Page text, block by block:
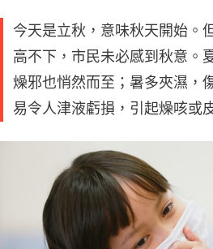
今天是立秋，意味秋天開始。
高不下，市民未必感到秋意。
燥邪也悄然而至；暑多夾濕，
易令人津液虧損，引起燥咳或